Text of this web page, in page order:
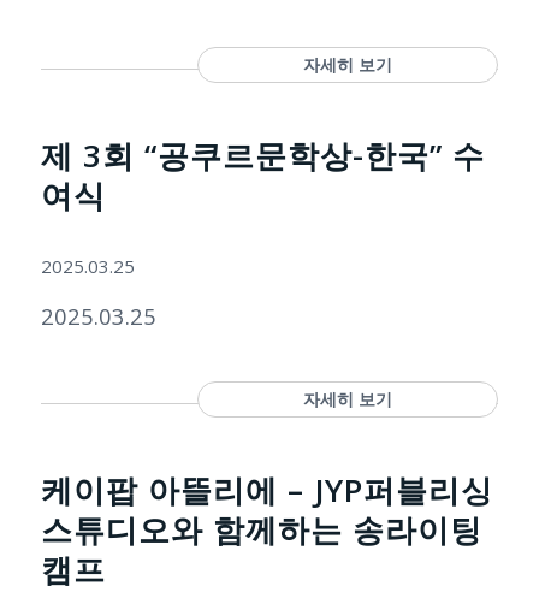
자세히 보기
제 3회 “공쿠르문학상-한국” 수
여식
2025.03.25
2025.03.25
자세히 보기
케이팝 아뜰리에 – JYP퍼블리싱
스튜디오와 함께하는 송라이팅
캠프